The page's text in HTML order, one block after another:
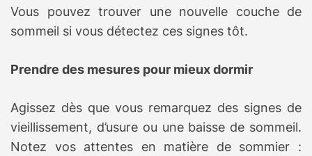
Vous pouvez trouver une nouvelle couche de
sommeil si vous détectez ces signes tôt.
Prendre des mesures pour mieux dormir
Agissez dès que vous remarquez des signes de
vieillissement, d’usure ou une baisse de sommeil.
Notez vos attentes en matière de sommier :